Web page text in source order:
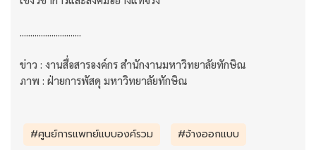
ข่าว : งานสื่อสารองค์กร สำนักงานมหาวิทยาลัยทักษิณ
ภาพ : ฝ่ายการพัสดุ มหาวิทยาลัยทักษิณ
#ศูนย์การแพทย์แบบองค์รวม
#จ้างออกแบบ